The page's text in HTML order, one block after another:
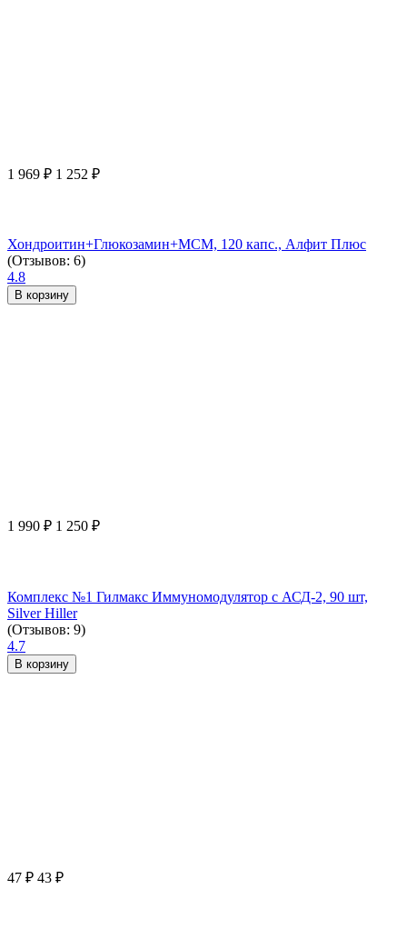
1 969 ₽ 1 252 ₽
Хондроитин+Глюкозамин+МСМ, 120 капс., Алфит Плюс
(Отзывов: 6)
4.8
В корзину
1 990 ₽ 1 250 ₽
Комплекс №1 Гилмакс Иммуномодулятор с АСД-2, 90 шт,
Silver Hiller
(Отзывов: 9)
4.7
В корзину
47 ₽ 43 ₽